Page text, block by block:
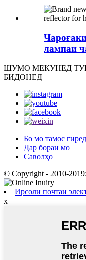
лампаи
ШУМО МЕКУНЕД
БИДОНЕД
Бо мо тамос гиред
Дар бораи мо
Саволҳо
© Copyright - 2010-
Ирсоли почтаи
х